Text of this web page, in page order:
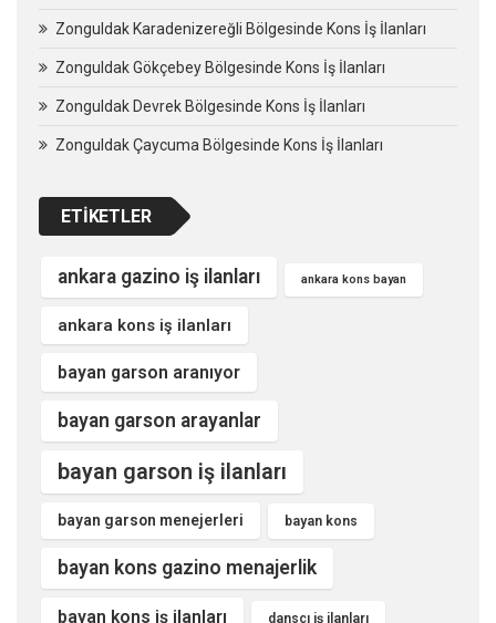
Zonguldak Karadenizereğli Bölgesinde Kons İş İlanları
Zonguldak Gökçebey Bölgesinde Kons İş İlanları
Zonguldak Devrek Bölgesinde Kons İş İlanları
Zonguldak Çaycuma Bölgesinde Kons İş İlanları
ETIKETLER
ankara gazino iş ilanları ankara kons bayan
ankara kons iş ilanları
bayan garson aranıyor
bayan garson arayanlar
bayan garson iş ilanları
bayan garson menejerleri bayan kons
bayan kons gazino menajerlik
bayan kons iş ilanları dansçı iş ilanları